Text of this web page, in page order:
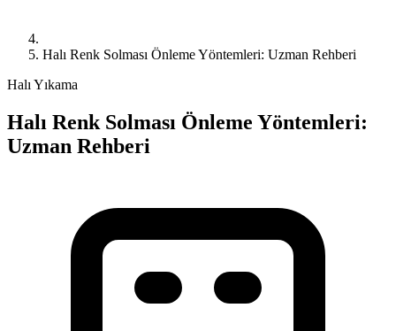
Halı Renk Solması Önleme Yöntemleri: Uzman Rehberi
Halı Yıkama
Halı Renk Solması Önleme Yöntemleri:
Uzman Rehberi